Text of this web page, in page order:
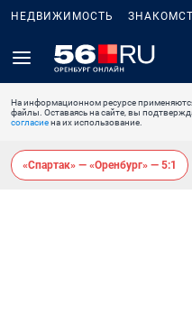
НЕДВИЖИМОСТЬ
На информационном ресурсе
файлы. Оставаясь на сайте, вы
согласиена их использование.
«Спартак» — «Оренбург» — 5:1